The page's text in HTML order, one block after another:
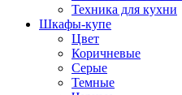
Техника для кухни
Шкафы-купе
Цвет
Коричневые
Серые
Темные